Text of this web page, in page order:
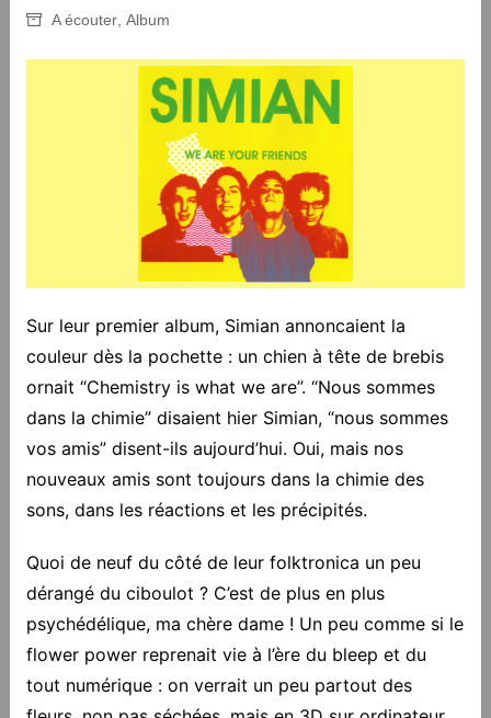
A écouter, Album
Sur leur premier album, Simian annoncaient la
couleur dès la pochette : un chien à tête de brebis
ornait “Chemistry is what we are”. “Nous sommes
dans la chimie” disaient hier Simian, “nous sommes
vos amis” disent-ils aujourd’hui. Oui, mais nos
nouveaux amis sont toujours dans la chimie des
sons, dans les réactions et les précipités.
Quoi de neuf du côté de leur folktronica un peu
dérangé du ciboulot ? C’est de plus en plus
psychédélique, ma chère dame ! Un peu comme si le
flower power reprenait vie à l’ère du bleep et du
tout numérique : on verrait un peu partout des